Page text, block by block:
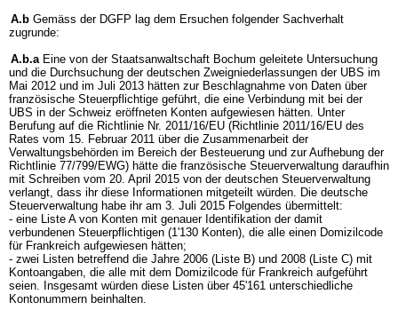
A.b Gemäss der DGFP lag dem Ersuchen folgender Sachverhalt
zugrunde:
A.b.a Eine von der Staatsanwaltschaft Bochum geleitete Untersuchung
und die Durchsuchung der deutschen Zweigniederlassungen der UBS im
Mai 2012 und im Juli 2013 hätten zur Beschlagnahme von Daten über
französische Steuerpflichtige geführt, die eine Verbindung mit bei der
UBS in der Schweiz eröffneten Konten aufgewiesen hätten. Unter
Berufung auf die Richtlinie Nr. 2011/16/EU (Richtlinie 2011/16/EU des
Rates vom 15. Februar 2011 über die Zusammenarbeit der
Verwaltungsbehörden im Bereich der Besteuerung und zur Aufhebung der
Richtlinie 77/799/EWG) hätte die französische Steuerverwaltung daraufhin
mit Schreiben vom 20. April 2015 von der deutschen Steuerverwaltung
verlangt, dass ihr diese Informationen mitgeteilt würden. Die deutsche
Steuerverwaltung habe ihr am 3. Juli 2015 Folgendes übermittelt:
- eine Liste A von Konten mit genauer Identifikation der damit
verbundenen Steuerpflichtigen (1'130 Konten), die alle einen Domizilcode
für Frankreich aufgewiesen hätten;
- zwei Listen betreffend die Jahre 2006 (Liste B) und 2008 (Liste C) mit
Kontoangaben, die alle mit dem Domizilcode für Frankreich aufgeführt
seien. Insgesamt würden diese Listen über 45'161 unterschiedliche
Kontonummern beinhalten.